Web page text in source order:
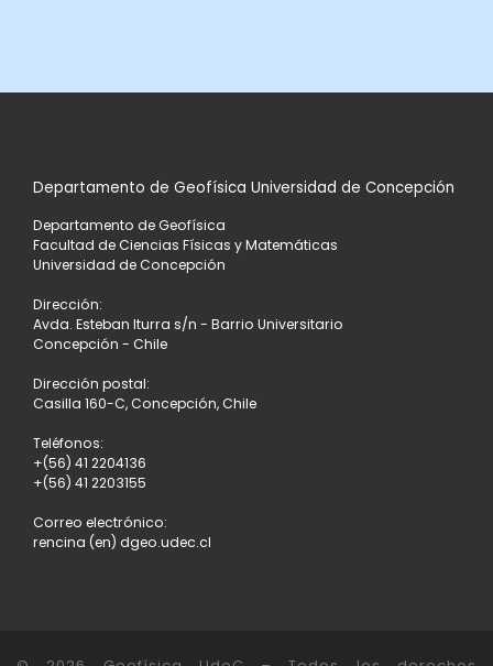
Departamento de Geofísica Universidad de Concepción
Departamento de Geofísica
Facultad de Ciencias Físicas y Matemáticas
Universidad de Concepción
Dirección:
Avda. Esteban Iturra s/n - Barrio Universitario
Concepción - Chile
Dirección postal:
Casilla 160-C, Concepción, Chile
Teléfonos:
+(56) 41 2204136
+(56) 41 2203155
Correo electrónico:
rencina (en) dgeo.udec.cl